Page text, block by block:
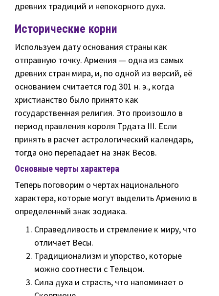
древних традиций и непокорного духа.
Исторические корни
Используем дату основания страны как
отправную точку. Армения — одна из самых
древних стран мира, и, по одной из версий, её
основанием считается год 301 н. э., когда
христианство было принято как
государственная религия. Это произошло в
период правления короля Трдата III. Если
принять в расчет астрологический календарь,
тогда оно перепадает на знак Весов.
Основные черты характера
Теперь поговорим о чертах национального
характера, которые могут выделить Армению в
определенный знак зодиака.
Справедливость и стремление к миру, что
отличает Весы.
Традиционализм и упорство, которые
можно соотнести с Тельцом.
Сила духа и страсть, что напоминает о